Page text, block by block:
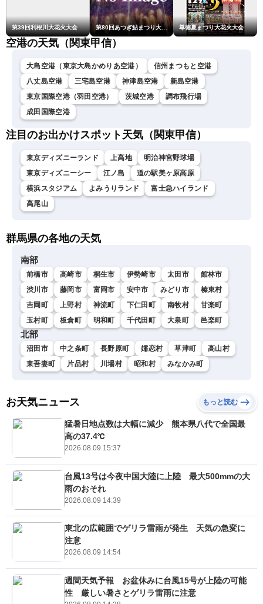
第39回利根川大花火大会 第80回あつぎ鮎まつり大花火大会 尊徳夏まつり大花火大会
空港の天気（関東甲信）
大島空港（東京大島かめりあ空港）
信州まつもと空港
八丈島空港
三宅島空港 神津島空港
新島空港
東京国際空港（羽田空港）
茨城空港
調布飛行場
成田国際空港
注目のお出かけスポット天気（関東甲信）
東京ディズニーランド 上高地
明治神宮野球場
東京ディズニーシー
江ノ島
道の駅美ヶ原高原
横浜スタジアム
よみうりランド
富士急ハイランド
高尾山
群馬県の各地の天気
南部
前橋市 高崎市 桐生市 伊勢崎市 太田市
館林市
渋川市
藤岡市 富岡市 安中市 みどり市
榛東村
吉岡町
上野村 神流町 下仁田町 南牧村
甘楽町
玉村町
板倉町 明和町 千代田町 大泉町 邑楽町
北部
沼田市 中之条町 長野原町 嬬恋村 草津町
高山村
東吾妻町
片品村 川場村 昭和村 みなかみ町
お天気ニュース もっと読む
猛暑日地点数は大幅に減少 熊本県八代で全国最
高の37.4℃
2026.08.09 15:37
台風13号は今夜中国大陸に上陸 最大500mmの大
雨のおそれ
2026.08.09 14:39
東北の広範囲でゲリラ雷雨が発生 天気の急変に
注意
2026.08.09 14:54
週間天気予報 お盆休みに台風15号が上陸の可能
性 厳しい暑さとゲリラ雷雨に注意